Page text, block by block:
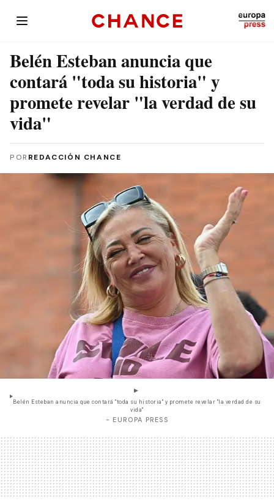
Belén Esteban anuncia que
contará "toda su historia" y
promete revelar "la verdad de su
vida"
POR REDACCIÓN CHANCE
Belén Esteban anuncia que contará "toda su historia" y promete revelar "la verdad de su
vida"
- EUROPA PRESS